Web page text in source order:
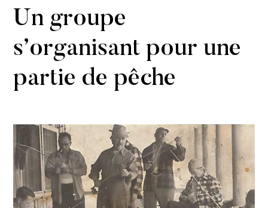
Un groupe
s’organisant pour une
partie de pêche